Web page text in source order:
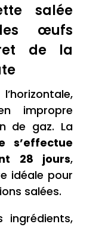
salée
œufs
de la
impropre
de gaz. La
s’effectue
28 jours,
idéale pour
salées.
ingrédients,